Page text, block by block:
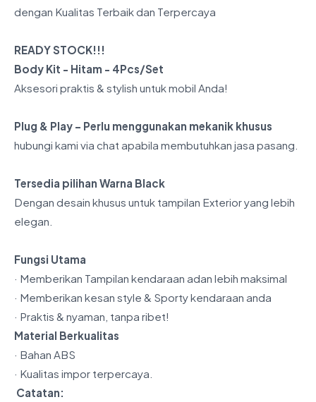
dengan Kualitas Terbaik dan Terpercaya
READY STOCK!!!
Body Kit - Hitam - 4Pcs/Set
Aksesori praktis & stylish untuk mobil Anda!
Plug & Play – Perlu menggunakan mekanik khusus
hubungi kami via chat apabila membutuhkan jasa pasang.
Tersedia pilihan Warna Black
Dengan desain khusus untuk tampilan Exterior yang lebih
elegan.
Fungsi Utama
· Memberikan Tampilan kendaraan adan lebih maksimal
· Memberikan kesan style & Sporty kendaraan anda
· Praktis & nyaman, tanpa ribet!
Material Berkualitas
· Bahan ABS
· Kualitas impor terpercaya.
️ Catatan: